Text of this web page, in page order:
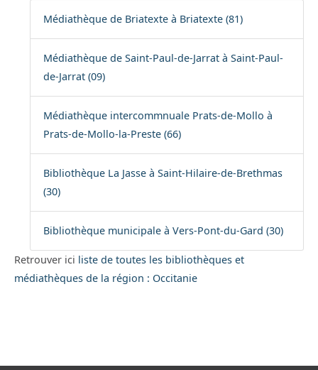
Médiathèque de Briatexte à Briatexte (81)
Médiathèque de Saint-Paul-de-Jarrat à Saint-Paul-
de-Jarrat (09)
Médiathèque intercommnuale Prats-de-Mollo à
Prats-de-Mollo-la-Preste (66)
Bibliothèque La Jasse à Saint-Hilaire-de-Brethmas
(30)
Bibliothèque municipale à Vers-Pont-du-Gard (30)
Retrouver ici liste de toutes les bibliothèques et
médiathèques de la région : Occitanie